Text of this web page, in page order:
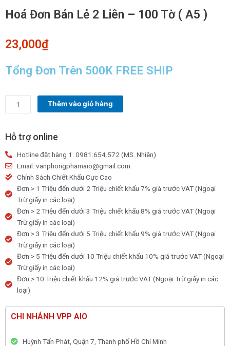
Hoá Đơn Bán Lẻ 2 Liên – 100 Tờ ( A5 )
23,000₫
Tổng Đơn Trên 500K FREE SHIP
Hoá
Đơn
Lẻ
Liên
-
100
Tờ
A5
số
lượng
Thêm vào giỏ hàng
Hỗ trợ online
Hotline đặt hàng 1: 0981.654.572 (MS. Nhiên)
Email: vanphongphamaio@gmail.com
Chính Sách Chiết Khấu Cực Cao
Đơn > 1 Triệu đến dưới 2 Triệu chiết khấu 7% giá trước VAT (Ngoại
Trừ giấy in các loại)
Đơn > 2 Triệu đến dưới 3 Triệu chiết khấu 8% giá trước VAT (Ngoại
Trừ giấy in các loại)
Đơn > 3 Triệu đến dưới 5 Triệu chiết khấu 9% giá trước VAT (Ngoại
Trừ giấy in các loại)
Đơn > 5 Triệu đến dưới 10 Triệu chiết khấu 10% giá trước VAT (Ngoại
Trừ giấy in các loại)
Đơn > 10 Triệu chiết khấu 12% giá trước VAT (Ngoại Trừ giấy in các
loại)
CHI NHÁNH VPP AIO
Huỳnh Tấn Phát, Quận 7, Thành phố Hồ Chí Minh